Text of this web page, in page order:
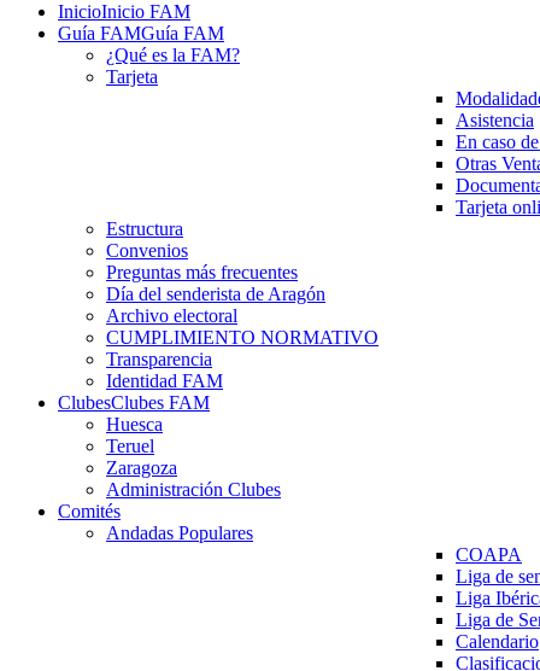
InicioInicio FAM
Guía FAMGuía FAM
¿Qué es la FAM?
Tarjeta
Asistencia
En caso
Otras
Tarjeta
Estructura
Convenios
Preguntas más frecuentes
Día del senderista de Aragón
Archivo electoral
CUMPLIMIENTO NORMATIVO
Transparencia
Identidad FAM
ClubesClubes FAM
Huesca
Teruel
Zaragoza
Administración Clubes
Comités
Andadas Populares
COAPA
Liga de
Liga
Liga de
Calendario